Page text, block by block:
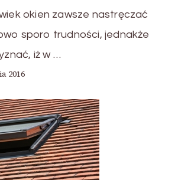
okien zawsze nastręczać
sporo trudności, jednakże
iż w …
2016